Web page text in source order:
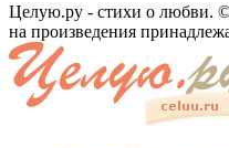
Целую.ру - стихи о любви. ©
на произведения